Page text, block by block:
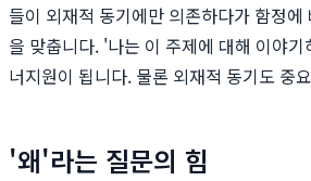
들이 외재적 동기에만 의존하다가 함정
을 맞춥니다. '나는 이 주제에 대해 이야
너지원이 됩니다. 물론 외재적 동기도 중
'왜'라는 질문의 힘